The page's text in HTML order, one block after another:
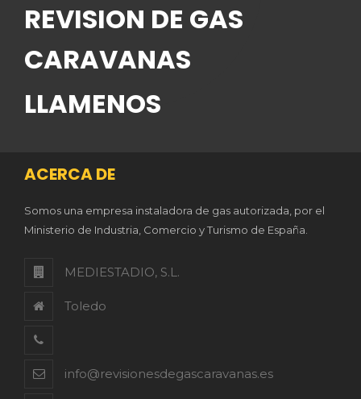
REVISION DE GAS
CARAVANAS
LLAMENOS
ACERCA DE
Somos una empresa instaladora de gas autorizada, por el
Ministerio de Industria, Comercio y Turismo de España.
MEDIESTADIO, S.L.
Toledo
info@revisionesdegascaravanas.es